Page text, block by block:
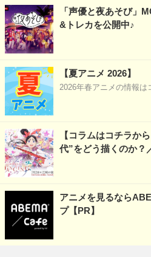
「声優と夜あそび」
&トレカを公開中♪
【夏アニメ 2026】
2026年春アニメの情報は
【コラムはコチラか
代”をどう描くのか？
アニメを見るなら
プ【PR】